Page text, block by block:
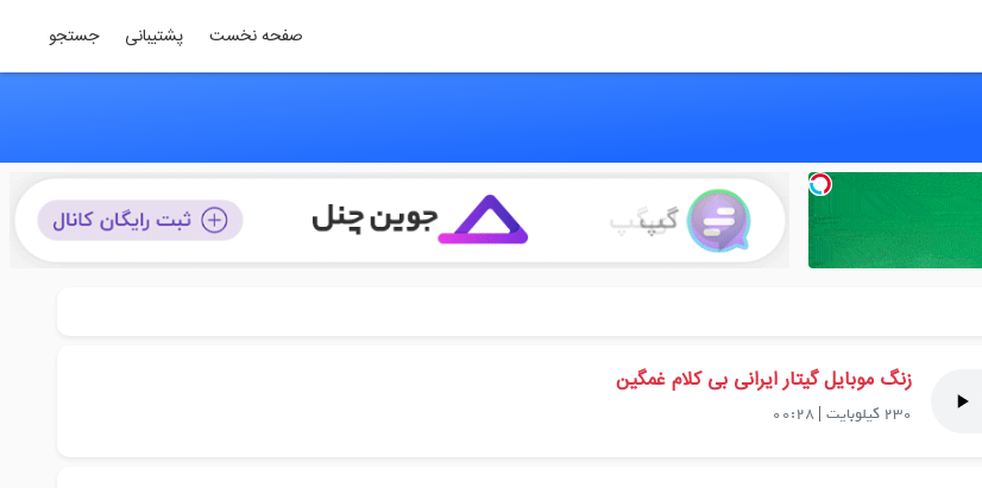
صفحه نخست پشتیبانی جستجو
زنگ موبایل گیتار ایرانی بی کلام غمگین
230 کیلوبایت |
00:28